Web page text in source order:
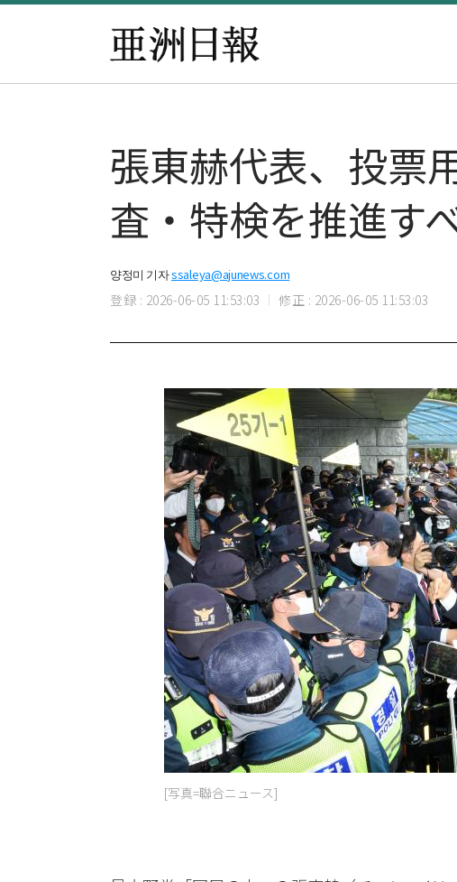
張東赫代表、投票
査・特検を推進すべ
양정미 기자ssaleya@ajunews.com
登録 : 2026-06-05 11:53:03 修正 : 2026-06-05 11:53:03
[写真=聯合ニュース]